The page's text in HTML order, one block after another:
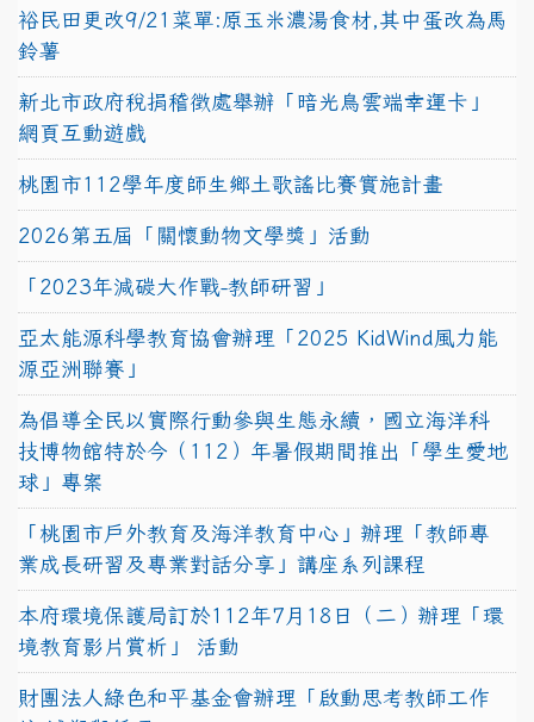
裕民田更改9/21菜單:原玉米濃湯食材,其中蛋改為馬
鈴薯
新北市政府稅捐稽徵處舉辦「暗光鳥雲端幸運卡」
網頁互動遊戲
桃園市112學年度師生鄉土歌謠比賽實施計畫
2026第五屆「關懷動物文學獎」活動
「2023年減碳大作戰-教師研習」
亞太能源科學教育協會辦理「2025 KidWind風力能
源亞洲聯賽」
為倡導全民以實際行動參與生態永續，國立海洋科
技博物館特於今（112）年暑假期間推出「學生愛地
球」專案
「桃園市戶外教育及海洋教育中心」辦理「教師專
業成長研習及專業對話分享」講座系列課程
本府環境保護局訂於112年7月18日（二）辦理「環
境教育影片賞析」 活動
財團法人綠色和平基金會辦理「啟動思考教師工作